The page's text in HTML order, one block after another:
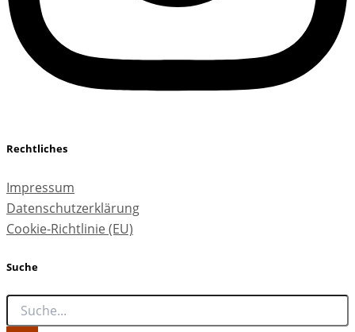
Rechtliches
Impressum
Datenschutzerklärung
Cookie-Richtlinie (EU)
Suche